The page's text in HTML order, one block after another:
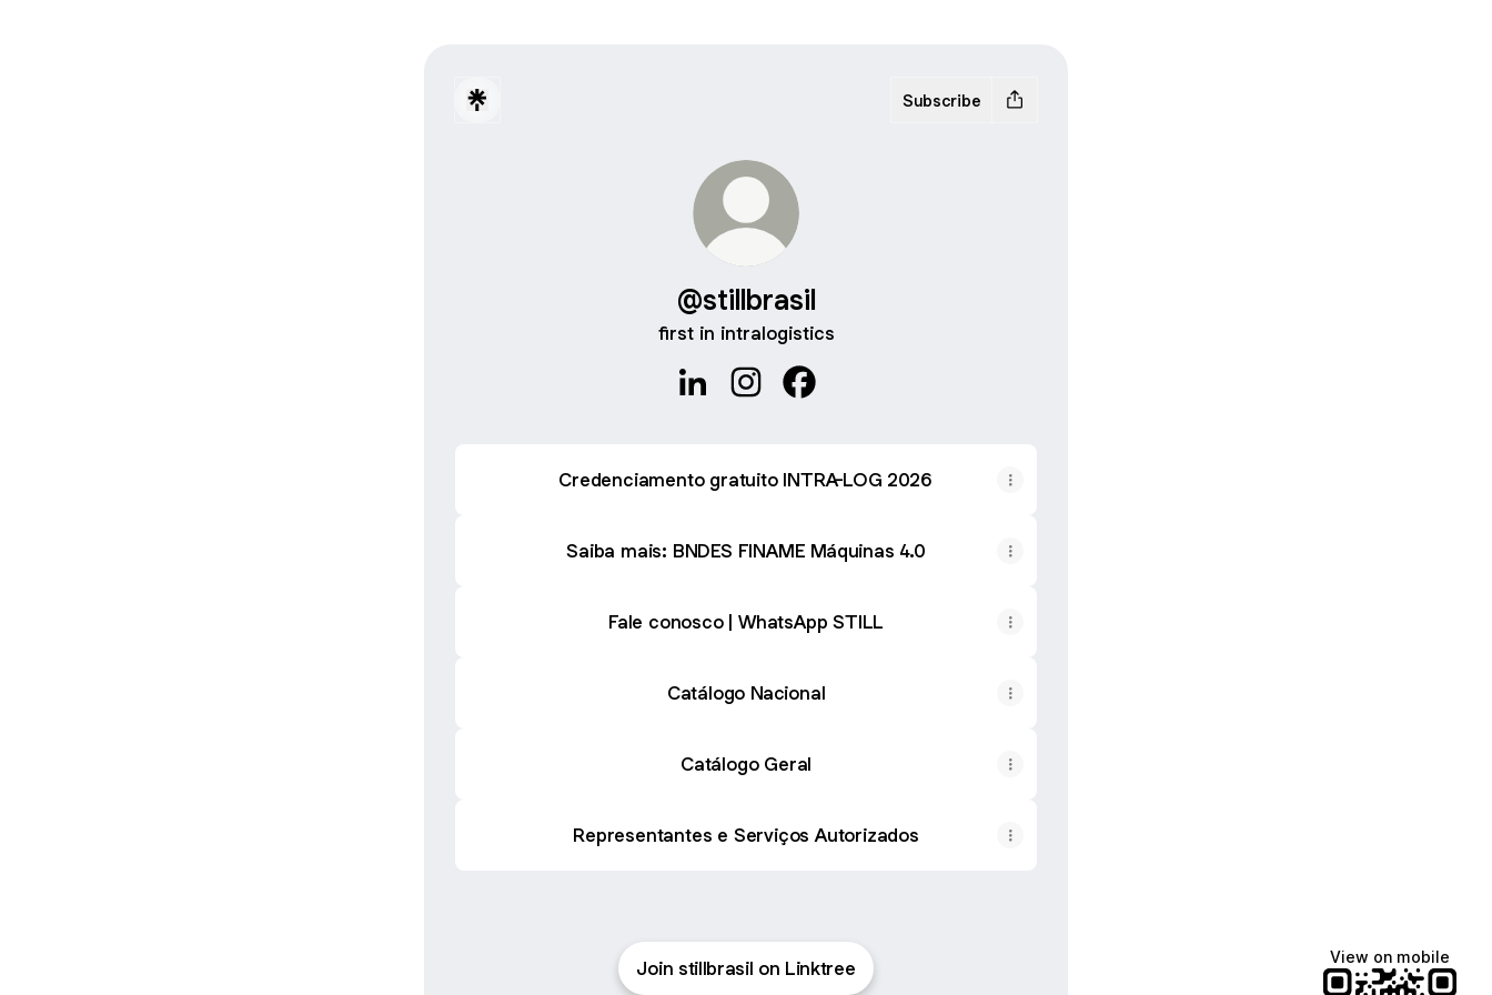
Subscribe
@stillbrasil
first in intralogistics
Credenciamento gratuito INTRA-LOG 2026
Saiba mais: BNDES FINAME Máquinas 4.0
Fale conosco | WhatsApp STILL
Catálogo Nacional
Catálogo Geral
Representantes e Serviços Autorizados
Join stillbrasil on Linktree View on mobile